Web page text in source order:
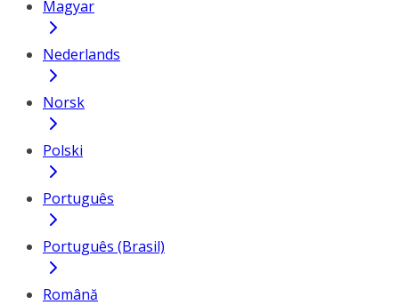
Magyar
Nederlands
Norsk
Polski
Português
Português (Brasil)
Română